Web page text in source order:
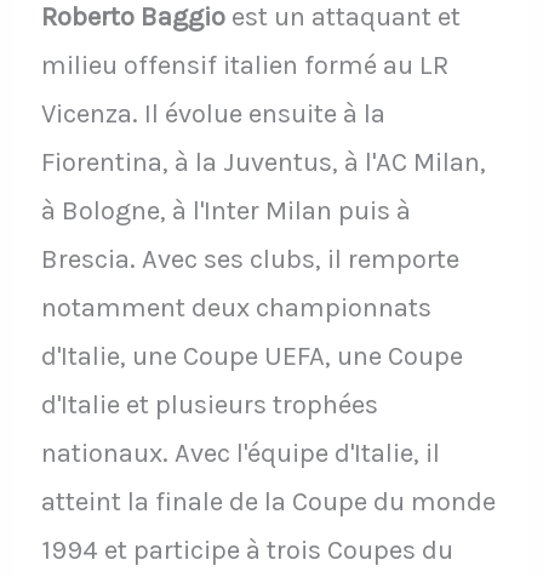
Roberto Baggioest un attaquant et
milieu offensif italien formé au LR
Vicenza. Il évolue ensuite à la
Fiorentina, à la Juventus, à l'AC Milan,
à Bologne, à l'Inter Milan puis à
Brescia. Avec ses clubs, il remporte
notamment deux championnats
d'Italie, une Coupe UEFA, une Coupe
d'Italie et plusieurs trophées
nationaux. Avec l'équipe d'Italie, il
atteint la finale de la Coupe du monde
1994 et participe à trois Coupes du